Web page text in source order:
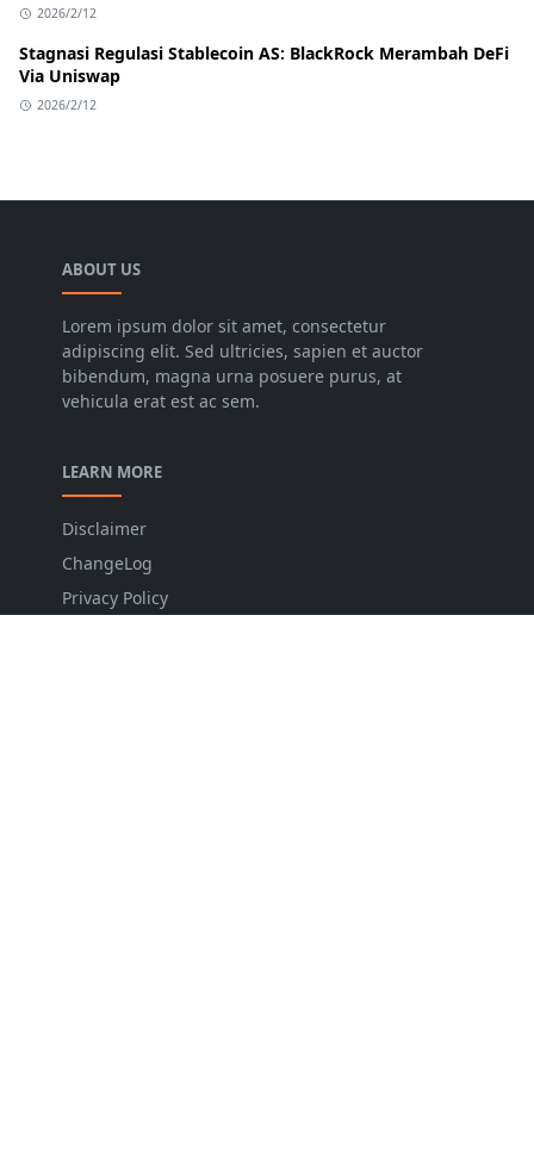
2026/2/12
Stagnasi Regulasi Stablecoin AS: BlackRock Merambah DeFi
Via Uniswap
2026/2/12
ABOUT US
Lorem ipsum dolor sit amet, consectetur
adipiscing elit. Sed ultricies, sapien et auctor
bibendum, magna urna posuere purus, at
vehicula erat est ac sem.
LEARN MORE
Disclaimer
ChangeLog
Privacy Policy